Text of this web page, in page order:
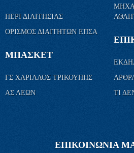
ΠΕΡΙ ΔΙΑΙΤΗΣΙΑΣ
ΟΡΙΣΜΟΣ ΔΙΑΙΤΗΤΩΝ ΕΠΣΑ
ΜΠΑΣΚΕΤ
ΓΣ ΧΑΡΙΛΑΟΣ ΤΡΙΚΟΥΠΗΣ
ΑΣ ΛΕΩΝ
ΤΙ
ΕΠΙΚΟΙΝΩΝΙΑ